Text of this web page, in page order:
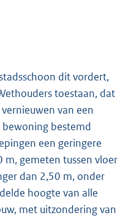
dit vordert,
toestaan, dat
van een
bestemd
een geringere
gemeten tussen vloer
dan 2,50 m, onder
hoogte van alle
met uitzondering van